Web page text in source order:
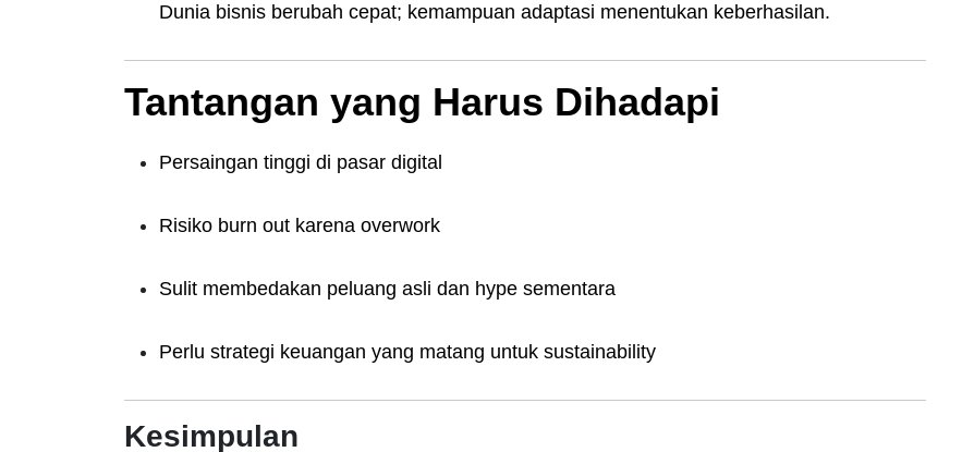
Dunia bisnis berubah cepat; kemampuan adaptasi menentukan keberhasilan.
Tantangan yang Harus Dihadapi
Persaingan tinggi di pasar digital
Risiko burn out karena overwork
Sulit membedakan peluang asli dan hype sementara
Perlu strategi keuangan yang matang untuk sustainability
Kesimpulan